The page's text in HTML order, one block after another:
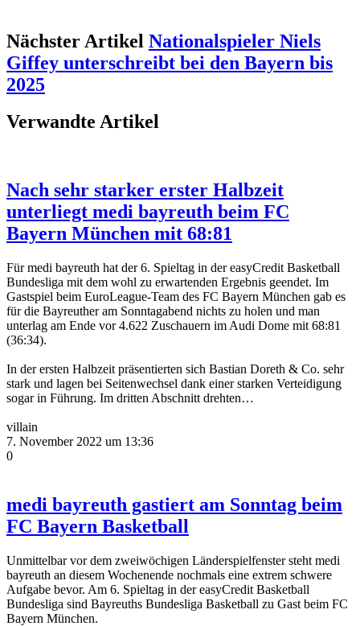
Nächster Artikel Nationalspieler Niels
Giffey unterschreibt bei den Bayern bis
2025
Verwandte Artikel
Nach sehr starker erster Halbzeit
unterliegt medi bayreuth beim FC
Bayern München mit 68:81
Für medi bayreuth hat der 6. Spieltag in der easyCredit Basketball
Bundesliga mit dem wohl zu erwartenden Ergebnis geendet. Im
Gastspiel beim EuroLeague-Team des FC Bayern München gab es
für die Bayreuther am Sonntagabend nichts zu holen und man
unterlag am Ende vor 4.622 Zuschauern im Audi Dome mit 68:81
(36:34).
In der ersten Halbzeit präsentierten sich Bastian Doreth & Co. sehr
stark und lagen bei Seitenwechsel dank einer starken Verteidigung
sogar in Führung. Im dritten Abschnitt drehten…
villain
7. November 2022 um 13:36
0
medi bayreuth gastiert am Sonntag beim
FC Bayern Basketball
Unmittelbar vor dem zweiwöchigen Länderspielfenster steht medi
bayreuth an diesem Wochenende nochmals eine extrem schwere
Aufgabe bevor. Am 6. Spieltag in der easyCredit Basketball
Bundesliga sind Bayreuths Bundesliga Basketball zu Gast beim FC
Bayern München.